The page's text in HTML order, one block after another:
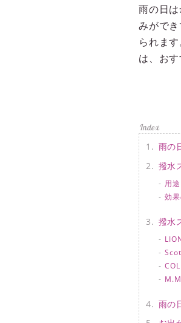
雨の日
みがで
られま
は、お
雨の
撥水
用
効
撥水
雨の